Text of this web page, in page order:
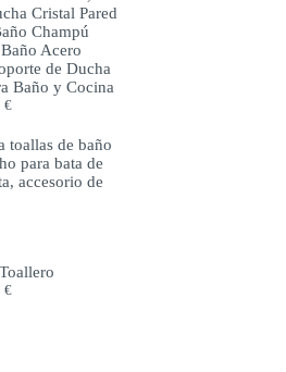
desde
15,99 €
hasta
46,57 €
Cristal Pared
Champú
Acero
de Ducha
Baño y Cocina
€Rango
precios:
51,99 €
hasta
toallas de baño
para bata de
accesorio de
€Rango